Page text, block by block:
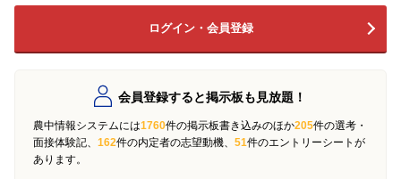
ログイン・会員登録
会員登録すると掲示板も見放題！
農中情報システムには1760件の掲示板書き込みのほか205件の選考・
面接体験記、 162件の内定者の志望動機、 51件のエントリーシートが
あります。